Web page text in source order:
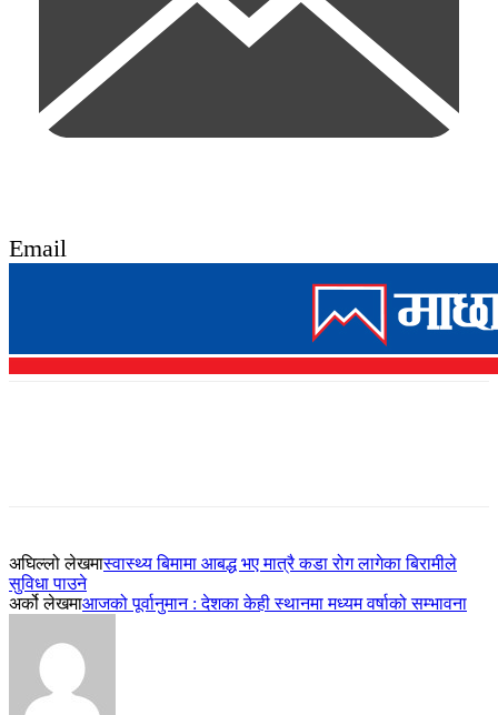
Email
अघिल्लो लेखमास्वास्थ्य बिमामा आबद्ध भए मात्रै कडा रोग लागेका बिरामीले
सुविधा पाउने
अर्को लेखमाआजको पूर्वानुमान : देशका केही स्थानमा मध्यम वर्षाको सम्भावना